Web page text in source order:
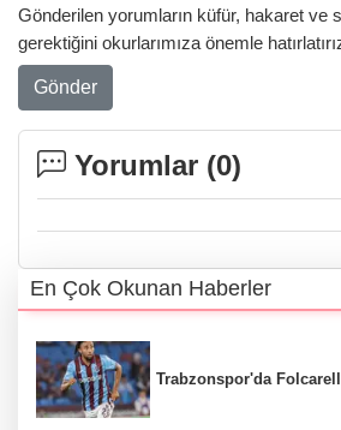
Gönderilen yorumların küfür, hakaret ve
gerektiğini okurlarımıza önemle
Gönder
Yorumlar (0)
En Çok Okunan Haberler
Trabzonspor'da